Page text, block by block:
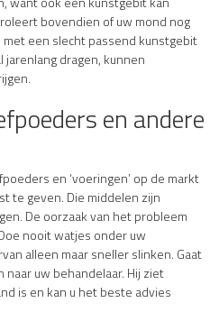
bovendien of uw mond nog
een slecht passend kunstgebit
dragen, kunnen
en andere
en ‘voeringen’ op de markt
te geven. Die middelen zijn
De oorzaak van het probleem
nooit watjes onder uw
alleen maar sneller slinken. Gaat
uw behandelaar. Hij ziet
is en kan u het beste advies